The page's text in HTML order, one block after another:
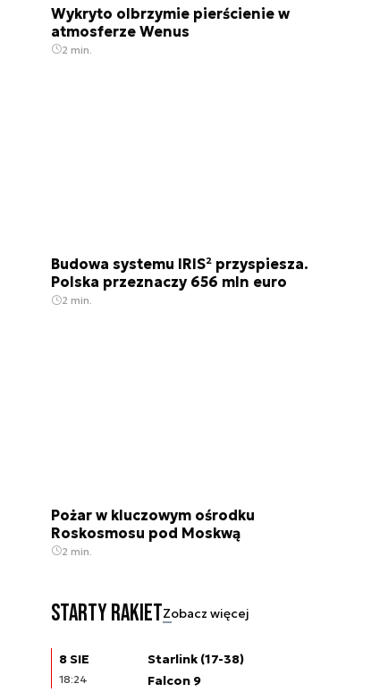
Wykryto olbrzymie pierścienie w
atmosferze Wenus
2 min.
Budowa systemu IRIS² przyspiesza.
Polska przeznaczy 656 mln euro
2 min.
Pożar w kluczowym ośrodku
Roskosmosu pod Moskwą
2 min.
Starty rakietZobacz więcej
8 SIE
18:24
Starlink (17-38)
Falcon 9